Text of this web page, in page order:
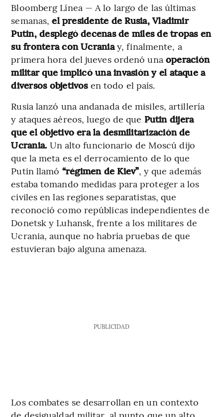
Bloomberg Línea — A lo largo de las últimas
semanas,el presidente de Rusia, Vladimir
Putin, desplegó decenas de miles de tropas en
su frontera con Ucraniay, finalmente, a
primera hora del jueves ordenó una operación
militar que implicó una invasión y el ataque a
diversos objetivosen todo el país.
Rusia lanzó una andanada de misiles, artillería
y ataques aéreos, luego de que Putin dijera
que el objetivo era la desmilitarización de
Ucrania. Un alto funcionario de Moscú dijo
que la meta es el derrocamiento de lo que
Putin llamó “régimen de Kiev”, y que además
estaba tomando medidas para proteger a los
civiles en las regiones separatistas, que
reconoció como repúblicas independientes de
Donetsk y Luhansk, frente a los militares de
Ucrania, aunque no habría pruebas de que
estuvieran bajo alguna amenaza.
PUBLICIDAD
Los combates se desarrollan en un contexto